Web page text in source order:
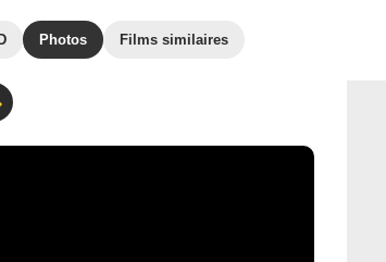
Photos Films similaires